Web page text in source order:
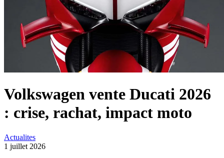
Volkswagen vente Ducati 2026
: crise, rachat, impact moto
Actualites
1 juillet 2026